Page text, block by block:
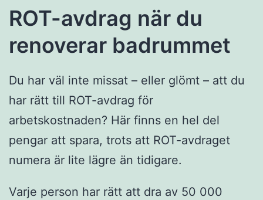
ROT-avdrag när du
renoverar badrummet
Du har väl inte missat – eller glömt – att du
har rätt till ROT-avdrag för
arbetskostnaden? Här finns en hel del
pengar att spara, trots att ROT-avdraget
numera är lite lägre än tidigare.
Varje person har rätt att dra av 50 000